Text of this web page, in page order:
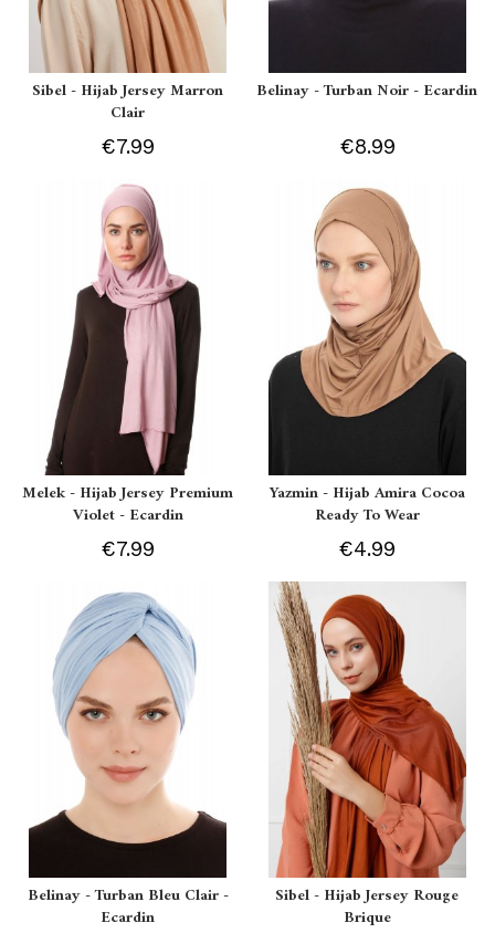
Sibel - Hijab Jersey Marron
Clair
€7.99
Belinay - Turban Noir - Ecardin
€8.99
Melek - Hijab Jersey Premium
Violet - Ecardin
€7.99
Yazmin - Hijab Amira Cocoa
Ready To Wear
€4.99
Belinay - Turban Bleu Clair -
Ecardin
Sibel - Hijab Jersey Rouge
Brique